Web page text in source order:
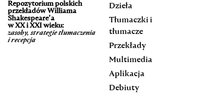
Repozytorium polskich
przekładów Williama
Shakespeare’a
w XX i XXI wieku:
zasoby, strategie tłumaczenia
i recepcja
Dzieła
Tłumaczki i
tłumacze
Przekłady
Multimedia
Aplikacja
Debiuty